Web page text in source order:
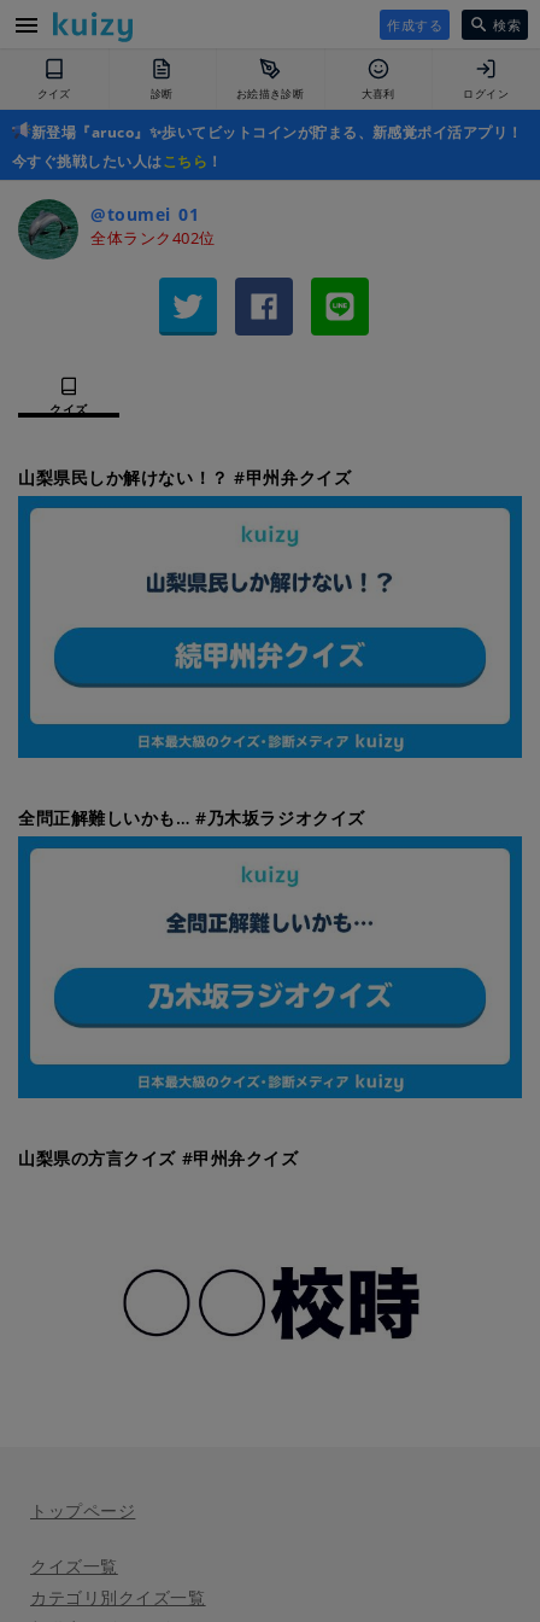
作成する 検索
クイズ 診断 お絵描き診断 大喜利 ログイン
新登場『aruco』✨歩いてビットコインが貯まる、新感覚ポイ活アプリ！
今すぐ挑戦したい人はこちら ！
@toumei_01
全体ランク402位
クイズ
山梨県民しか解けない！？ #甲州弁クイズ
全問正解難しいかも… #乃木坂ラジオクイズ
山梨県の方言クイズ #甲州弁クイズ
トップページ
クイズ一覧
カテゴリ別クイズ一覧